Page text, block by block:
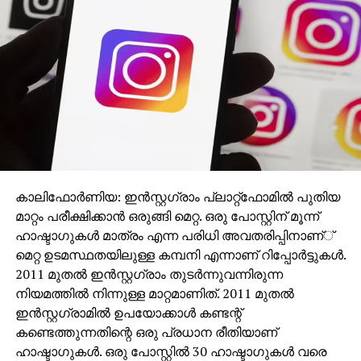
ക്രിയേറ്റീവ് പ്രൊഡ്യൂസറായി റീന ഒബ്റോയ്, ഹെഡ്
ഓഫ് പ്രൊഡക്ഷനായി ശശി ദുബൈ എന്നിവരും
പ്രവര്‍ത്തിക്കുന്നു. ഛായാഗ്രഹണം നിര്‍വഹിക്കുന്നത്
ബാബ തസാദുഖ് ഹുസൈന്‍ ആണ്. ഈ വര്‍ഷത്തെ
മികച്ച എഡിറ്റര്‍ക്കുള്ള സംസ്ഥാന പുരസ്‌കാരം
കിഷ്‌കിന്ദകാണ്ഡത്തിലൂടെ നേടിയ സൂരജ് ഇഎസ്
ആണ് ചിത്രത്തിന്റെ എഡിറ്റര്‍.
ലൈന്‍ പ്രൊഡക്ഷന്‍ ഒക്ടോബര്‍ സ്‌കൈ പിക്ചേഴ്സ്,
കലാസംവിധാനം കിഷോര്‍ കുമാര്‍, സംഗീതം നിതീഷ്
രാംഭദ്രന്‍, കോസ്റ്റിയും മേബിള്‍ മൈക്കിള്‍, മലയാളം
അഡാപ്റ്റേഷന്‍ രഞ്ജിത മേനോന്‍, സൗണ്ട് ഡിസൈന്‍
അരുണ്‍ വര്‍മ്മ, സൗണ്ട് മിക്സിംഗ് ഡാന്‍ ജോസ്,
കളറിസ്റ്റ് ലിജു പ്രഭാകര്‍, ആക്ഷന്‍ ജാവേദ് കരീം, മേക്കപ്പ്
അര്‍ഷാദ് വര്‍ക്കല, സൂപ്പര്‍വൈസിംഗ് പ്രൊഡ്യൂസര്‍
അവൈസ് ഖാന്‍, ലൈന്‍ പ്രൊഡ്യൂസര്‍ എ.കെ
ശിവന്‍, അഭിലാഷ് ശങ്കരനാരായണന്‍ എന്നിവര്‍ വിവിധ
കാലിഫോര്‍ണിയ: ഇന്‍സ്റ്റഗ്രാം പ്ലാറ്റ്ഫോമില്‍ പുതിയ
മാറ്റം പരീക്ഷിക്കാന്‍ ഒരുങ്ങി മെറ്റ. ഒരു പോസ്റ്റിന് മൂന്ന്
ഹാഷ്ടാഗുകള്‍ മാത്രം എന്ന പരിധി അവതരിപ്പിനാണ്്
മെറ്റ ഉടമസ്ഥതയിലുള്ള കമ്പനി എന്നാണ് റിപ്പോര്‍ട്ടുകള്‍.
2011 മുതല്‍ ഇന്‍സ്റ്റഗ്രാം തുടര്‍ന്നുവന്നിരുന്ന
നിയമത്തില്‍ നിന്നുള്ള മാറ്റമാണിത്. 2011 മുതല്‍
ഇന്‍സ്റ്റഗ്രാമില്‍ ഉപയോക്കാള്‍ കണ്ടന്റ്
കണ്ടെത്തുന്നതിന്റെ ഒരു പ്രധാന രീതിയാണ്
ഹാഷ്ടാഗുകള്‍. ഒരു പോസ്റ്റില്‍ 30 ഹാഷ്ടാഗുകള്‍ വരെ